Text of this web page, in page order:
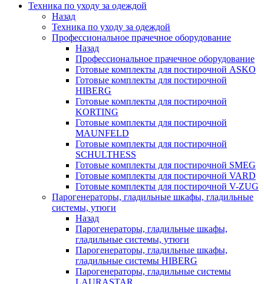
Техника по уходу за одеждой
Назад
Техника по уходу за одеждой
Профессиональное прачечное оборудование
Назад
Профессиональное прачечное оборудование
Готовые комплекты для постирочной ASKO
Готовые комплекты для постирочной
HIBERG
Готовые комплекты для постирочной
KORTING
Готовые комплекты для постирочной
MAUNFELD
Готовые комплекты для постирочной
SCHULTHESS
Готовые комплекты для постирочной SMEG
Готовые комплекты для постирочной VARD
Готовые комплекты для постирочной V-ZUG
Парогенераторы, гладильные шкафы, гладильные
системы, утюги
Назад
Парогенераторы, гладильные шкафы,
гладильные системы, утюги
Парогенераторы, гладильные шкафы,
гладильные системы HIBERG
Парогенераторы, гладильные системы
LAURASTAR